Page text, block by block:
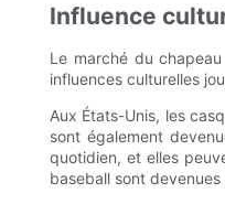
Influence
Le marché du
influences culturelles
Aux États-Unis, les
sont également
quotidien, et elles
baseball sont